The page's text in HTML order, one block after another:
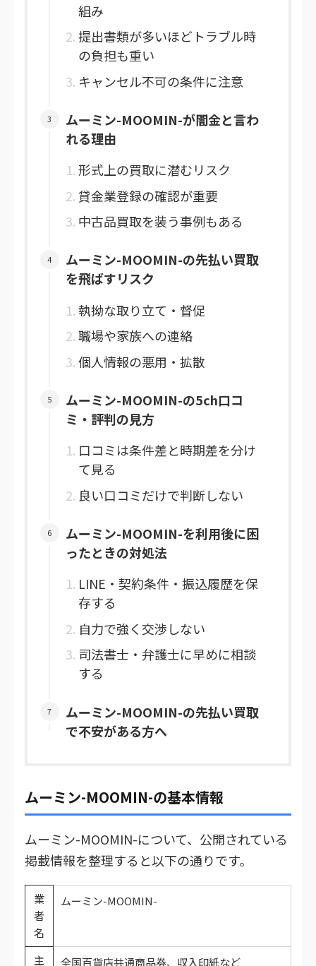
組み
提出書類が多いほどトラブル時
の負担も重い
キャンセル不可の条件に注意
ムーミン-MOOMIN-が闇金と言わ
れる理由
形式上の買取に潜むリスク
貸金業登録の確認が重要
中古品買取を装う事例もある
ムーミン-MOOMIN-の先払い買取
を飛ばすリスク
執拗な取り立て・督促
職場や家族への連絡
個人情報の悪用・拡散
ムーミン-MOOMIN-の5ch口コ
ミ・評判の見方
口コミは条件差と時期差を分け
て見る
良い口コミだけで判断しない
ムーミン-MOOMIN-を利用後に困
ったときの対処法
LINE・契約条件・振込履歴を保
存する
自力で強く交渉しない
司法書士・弁護士に早めに相談
する
ムーミン-MOOMIN-の先払い買取
で不安がある方へ
ムーミン-MOOMIN-の基本情報
ムーミン-MOOMIN-について、公開されている
掲載情報を整理すると以下の通りです。
業
者
名
ムーミン-MOOMIN-
主 全国百貨店共通商品券、収入印紙など